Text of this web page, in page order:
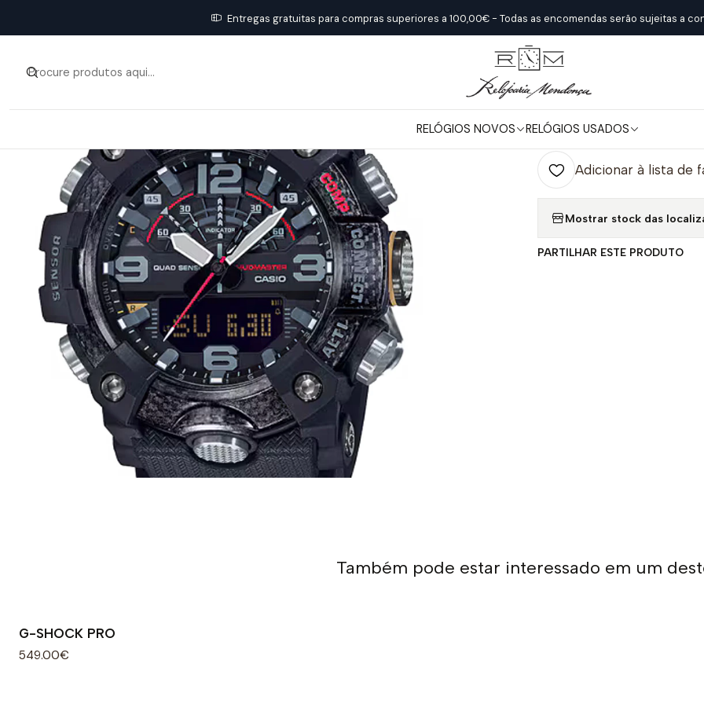
RELÓGIOS NOVOS RELÓGIOS USADOS
Entregas gratuitas para compras superiores a 100,00€ - Todas as encomendas serão sujeitas a
Início Relógios Novos Casio G-SHOCK PRO G-SHOCK PRO
|
G-SHOCK
Quantidade
Adicionar à lista de
Mostrar stock das
PARTILHAR ESTE PRODUTO
Também pode estar interessado em um
G-SHOCK PRO
549.00€